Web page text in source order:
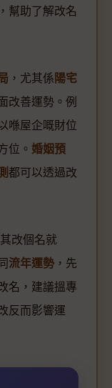
幫助了解改名
，尤其係 陽宅
改善運勢。例
喺屋企嘅財位
位。 婚姻預
都可以透過改
改個名就
同 流年運勢 ，先
名，建議搵專
反而影響運